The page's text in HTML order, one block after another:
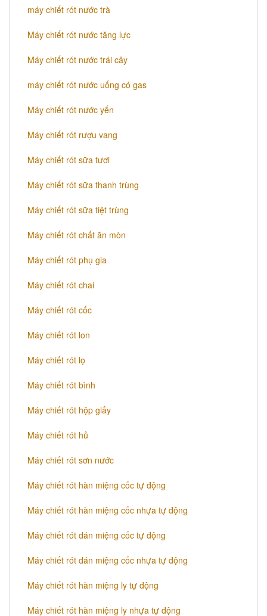
máy chiết rót nước trà
Máy chiết rót nước tăng lực
Máy chiết rót nước trái cây
máy chiết rót nước uống có gas
Máy chiết rót nước yến
Máy chiết rót rượu vang
Máy chiết rót sữa tươi
Máy chiết rót sữa thanh trùng
Máy chiết rót sữa tiệt trùng
Máy chiết rót chất ăn mòn
Máy chiết rót phụ gia
Máy chiết rót chai
Máy chiết rót cốc
Máy chiết rót lon
Máy chiết rót lọ
Máy chiết rót bình
Máy chiết rót hộp giấy
Máy chiết rót hủ
​Máy chiết rót sơn nước
Máy chiết rót hàn miệng cốc tự động
Máy chiết rót hàn miệng cốc nhựa tự động
Máy chiết rót dán miệng cốc tự động
Máy chiết rót dán miệng cốc nhựa tự động
Máy chiết rót hàn miệng ly tự động
Máy chiết rót hàn miệng ly nhựa tự động